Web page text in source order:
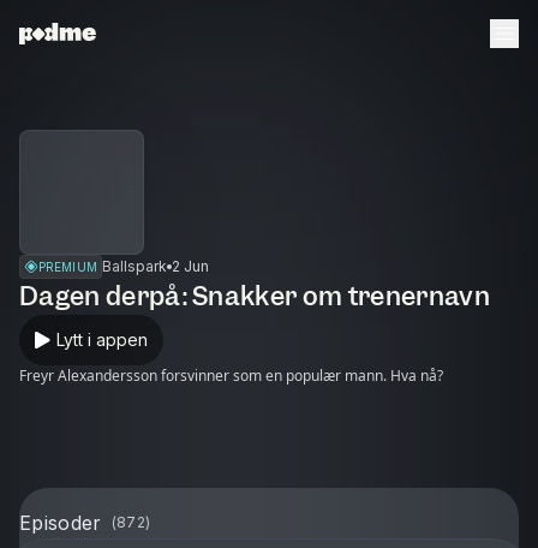
PREMIUM Ballspark 2 Jun
Dagen derpå: Snakker om trenernavn
Lytt i appen
Freyr Alexandersson forsvinner som en populær mann. Hva nå?
Episoder (872)